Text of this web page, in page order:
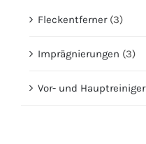
Fleckentferner (3)
Imprägnierungen (3)
Vor- und Hauptreiniger